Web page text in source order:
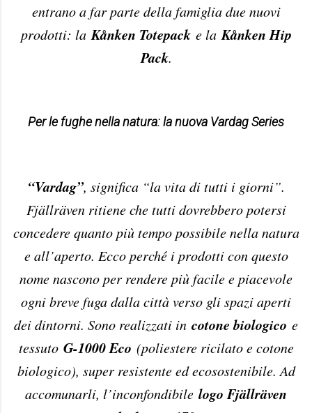
entrano a far parte della famiglia due nuovi
prodotti: la Kånken Totepacke la Kånken Hip
Pack.
Per le fughe nella natura: la nuova Vardag Series
“Vardag”, significa “la vita di tutti i giorni”.
Fjällräven ritiene che tutti dovrebbero potersi
concedere quanto più tempo possibile nella natura
e all’aperto. Ecco perché i prodotti con questo
nome nascono per rendere più facile e piacevole
ogni breve fuga dalla città verso gli spazi aperti
dei dintorni. Sono realizzati in cotone biologico e
tessuto G-1000 Eco (poliestere ricilato e cotone
biologico), super resistente ed ecosostenibile. Ad
accomunarli, l’inconfondibile logo Fjällräven